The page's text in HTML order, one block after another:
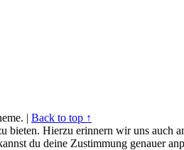
| Back to top ↑
bieten. Hierzu erinnern wir uns
du deine Zustimmung genauer